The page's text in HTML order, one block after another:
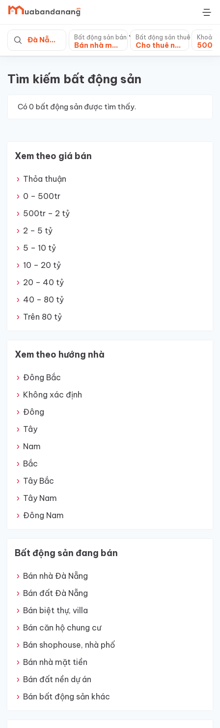
Skip
content
Đà Nẵng Bất động sản bán
Bán nhà mặt tiền
Bất động sản thuê
Cho thuê nhà mặt phố
Tìm kiếm bất động sản
Có 0 bất động sản được tìm thấy.
Xem theo giá bán
Thỏa thuận
0 – 500tr
500tr – 2 tỷ
2 – 5 tỷ
5 – 10 tỷ
10 – 20 tỷ
20 – 40 tỷ
40 – 80 tỷ
Trên 80 tỷ
Xem theo hướng nhà
Đông Bắc
Không xác định
Đông
Tây
Nam
Bắc
Tây Bắc
Tây Nam
Đông Nam
Bất động sản đang bán
Bán nhà Đà Nẵng
Bán đất Đà Nẵng
Bán biệt thự, villa
Bán căn hộ chung cư
Bán shophouse, nhà phố
Bán nhà mặt tiền
Bán đất nền dự án
Bán bất động sản khác